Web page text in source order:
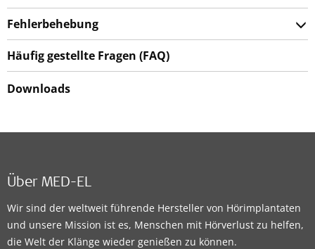
Fehlerbehebung
Häufig gestellte Fragen (FAQ)
Downloads
Über MED-EL
Wir sind der weltweit führende Hersteller von Hörimplantaten
und unsere Mission ist es, Menschen mit Hörverlust zu helfen,
die Welt der Klänge wieder genießen zu können.